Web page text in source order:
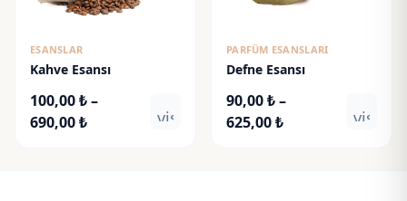
ESANSLAR
Kahve Esansı
100,00₺–
690,00₺Fiyat
visibility
PARFÜM ESANSLARI
Defne Esansı
90,00₺–
625,00₺Fiyat